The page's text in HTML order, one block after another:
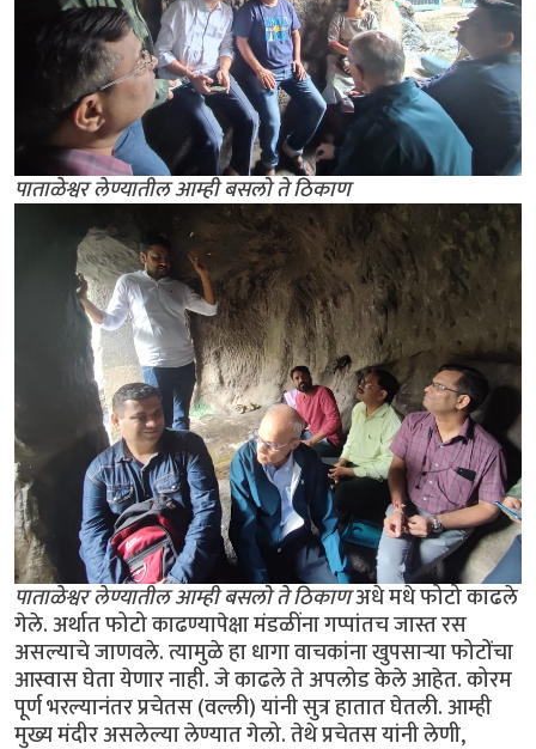
पाताळेश्वर लेण्यातील आम्ही बसलो ते ठिकाण
पाताळेश्वर लेण्यातील आम्ही बसलो ते ठिकाणअधे मधे फोटो काढले
गेले. अर्थात फोटो काढण्यापेक्षा मंडळींना गप्पांतच जास्त रस
असल्याचे जाणवले. त्यामुळे हा धागा वाचकांना खुपसार्‍या फोटोंचा
आस्वास घेता येणार नाही. जे काढले ते अपलोड केले आहेत. कोरम
पूर्ण भरल्यानंतर प्रचेतस (वल्ली) यांनी सुत्र हातात घेतली. आम्ही
मुख्य मंदीर असलेल्या लेण्यात गेलो. तेथे प्रचेतस यांनी लेणी,